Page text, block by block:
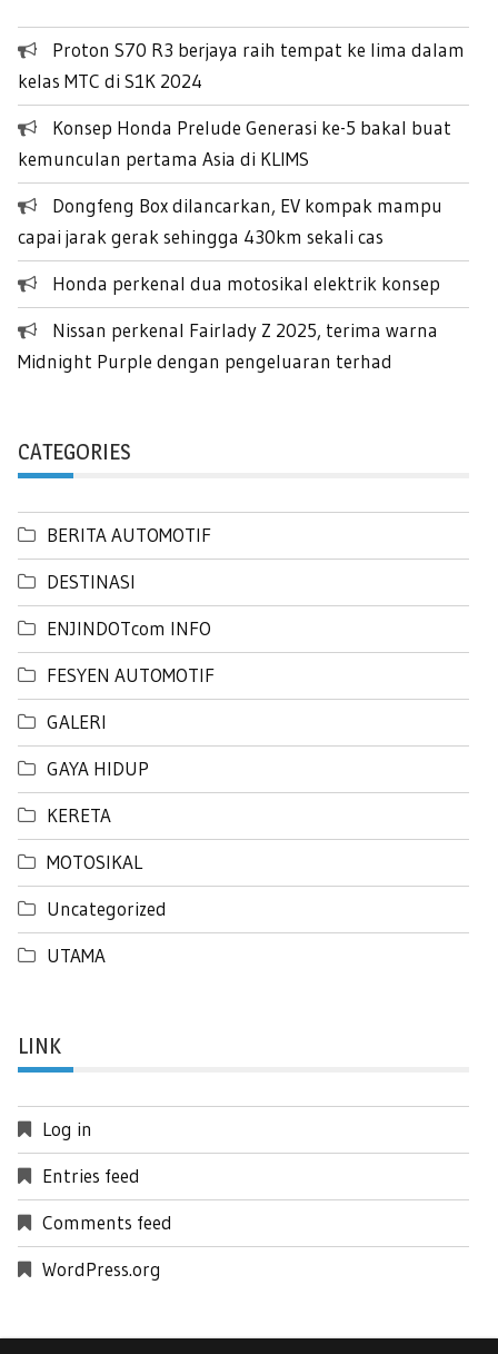
Proton S70 R3 berjaya raih tempat ke lima dalam
kelas MTC di S1K 2024
Konsep Honda Prelude Generasi ke-5 bakal buat
kemunculan pertama Asia di KLIMS
Dongfeng Box dilancarkan, EV kompak mampu
capai jarak gerak sehingga 430km sekali cas
Honda perkenal dua motosikal elektrik konsep
Nissan perkenal Fairlady Z 2025, terima warna
Midnight Purple dengan pengeluaran terhad
CATEGORIES
BERITA AUTOMOTIF
DESTINASI
ENJINDOTcom INFO
FESYEN AUTOMOTIF
GALERI
GAYA HIDUP
KERETA
MOTOSIKAL
Uncategorized
UTAMA
LINK
Log in
Entries feed
Comments feed
WordPress.org